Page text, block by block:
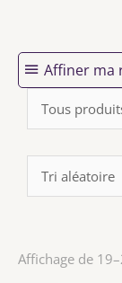
Affiner ma
Affichage de